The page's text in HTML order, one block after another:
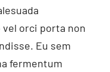
orci porta non
Eu sem
fermentum